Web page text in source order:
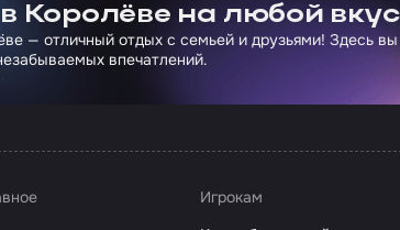
Королёве на любой вкус
— отличный отдых с семьей и друзьями! Здесь
впечатлений.
Игрокам